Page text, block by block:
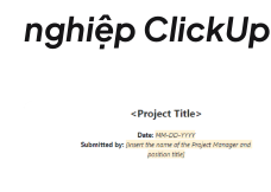
nghiệp ClickUp